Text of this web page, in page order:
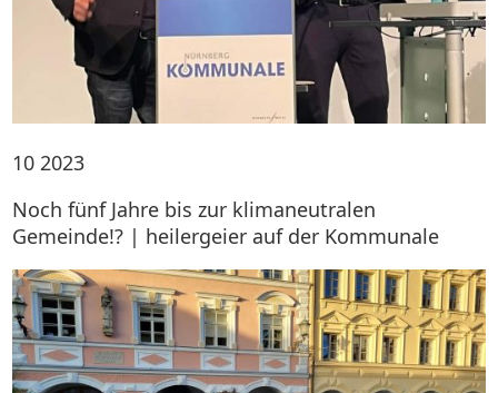
10 2023
Noch fünf Jahre bis zur klimaneutralen
Gemeinde!? | heilergeier auf der Kommunale